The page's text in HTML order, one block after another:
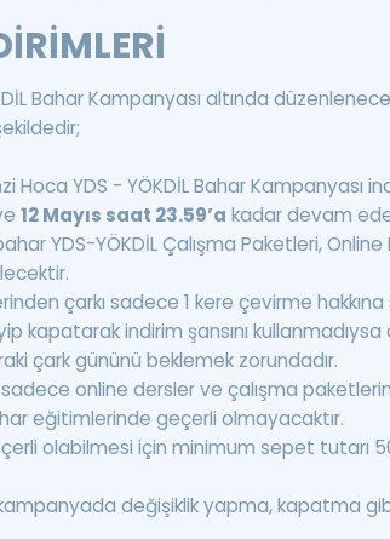
Bahar Kampanyası altında
Hoca YDS - YÖKDİL Bahar Kampanyası
12 Mayıs saat 23.59’a kadar devam
YDS-YÖKDİL Çalışma Paketleri, Online
çarkı sadece 1 kere çevirme
kapatarak indirim şansını
çark gününü beklemek zorundadır.
sadece online dersler ve çalışma
eğitimlerinde geçerli olmayacaktır.
olabilmesi için minimum sepet tutarı
değişiklik yapma, kapatma gibi